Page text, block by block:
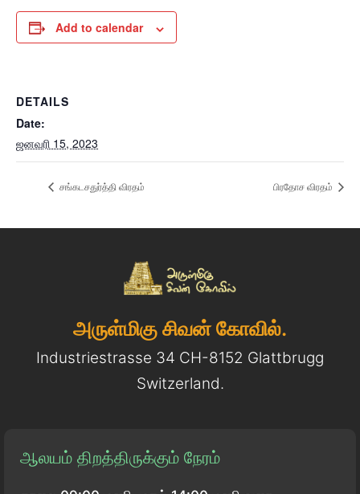
Add to calendar
DETAILS
Date:
ஜனவரி 15, 2023
சங்கடசதுர்த்தி விரதம் பிரதோச விரதம்
அருள்மிகு சிவன் கோவில்.
Industriestrasse 34 CH-8152 Glattbrugg
Switzerland.
ஆலயம் திறத்திருக்கும் நேரம்